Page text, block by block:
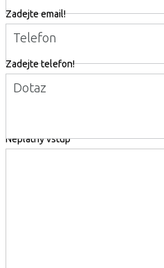
Zadejte email!
Telefon
Zadejte telefon!
Dotaz
Neplatný vstup